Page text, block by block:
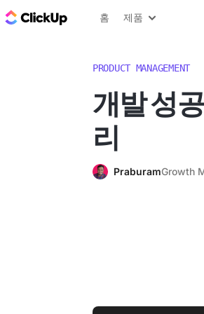
ClickUp 블로그
홈 제품
PRODUCT MANAGEMENT
개발 성
리
PraburamGrowth